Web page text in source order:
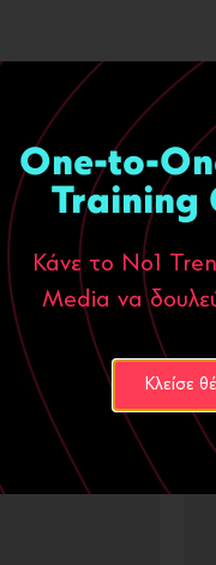
και ιδανικών
το προφίλ που θέλαμε
services.
μετατράπηκε σε
One-to-
Training
Κάνε το Νο1
Media να
Κλείσε